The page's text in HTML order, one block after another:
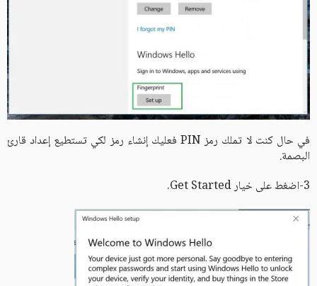
في حال كنت لا تملك رمز PIN فعليك إنشاء رمز لكي تستطيع إعداد قارئ
البصمة.
3-اضغط على خيار Get Started.